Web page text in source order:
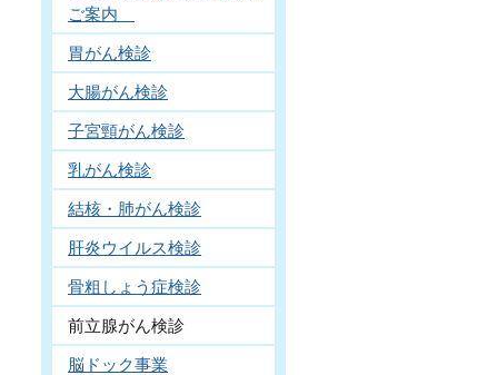
ご案内
胃がん検診
大腸がん検診
子宮頸がん検診
乳がん検診
結核・肺がん検診
肝炎ウイルス検診
骨粗しょう症検診
前立腺がん検診
脳ドック事業